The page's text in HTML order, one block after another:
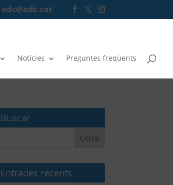
adc@adc.cat
Notícies Preguntes freqüents
Buscar
Entrades recents